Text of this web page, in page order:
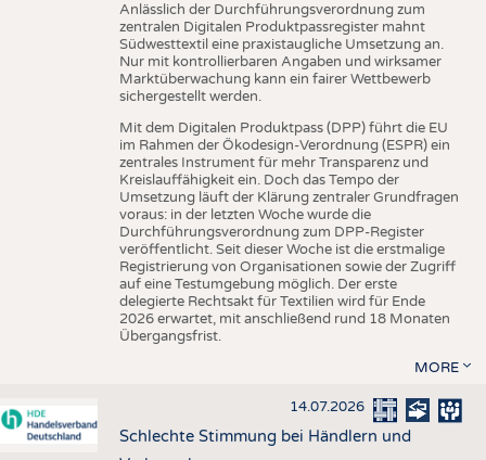
Anlässlich der Durchführungsverordnung zum
zentralen Digitalen Produktpassregister mahnt
Südwesttextil eine praxistaugliche Umsetzung an.
Nur mit kontrollierbaren Angaben und wirksamer
Marktüberwachung kann ein fairer Wettbewerb
sichergestellt werden.
Mit dem Digitalen Produktpass (DPP) führt die EU
im Rahmen der Ökodesign-Verordnung (ESPR) ein
zentrales Instrument für mehr Transparenz und
Kreislauffähigkeit ein. Doch das Tempo der
Umsetzung läuft der Klärung zentraler Grundfragen
voraus: in der letzten Woche wurde die
Durchführungsverordnung zum DPP-Register
veröffentlicht. Seit dieser Woche ist die erstmalige
Registrierung von Organisationen sowie der Zugriff
auf eine Testumgebung möglich. Der erste
delegierte Rechtsakt für Textilien wird für Ende
2026 erwartet, mit anschließend rund 18 Monaten
Übergangsfrist.
MORE
14.07.2026
Schlechte Stimmung bei Händlern und